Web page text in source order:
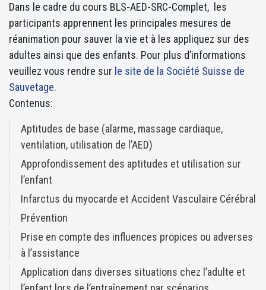
Dans le cadre du cours BLS-AED-SRC-Complet, les
participants apprennent les principales mesures de
réanimation pour sauver la vie et à les appliquez sur des
adultes ainsi que des enfants. Pour plus d’informations
veuillez vous rendre sur le site de la Société Suisse de
Sauvetage.
Contenus:
Aptitudes de base (alarme, massage cardiaque,
ventilation, utilisation de l’AED)
Approfondissement des aptitudes et utilisation sur
l’enfant
Infarctus du myocarde et Accident Vasculaire Cérébral
Prévention
Prise en compte des influences propices ou adverses
à l’assistance
Application dans diverses situations chez l’adulte et